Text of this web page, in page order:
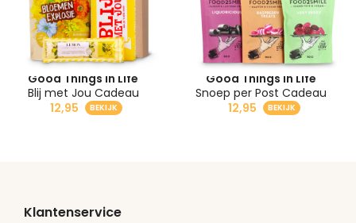
Good Things in Life
Blij met Jou Cadeau
12,95
Good Things in Life
Snoep per Post Cadeau
12,95
Klantenservice